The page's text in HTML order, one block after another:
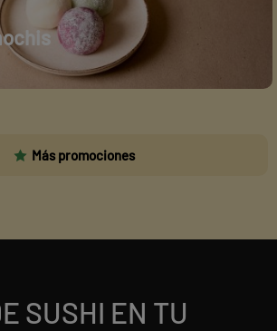
Más promociones
SUSHI EN TU